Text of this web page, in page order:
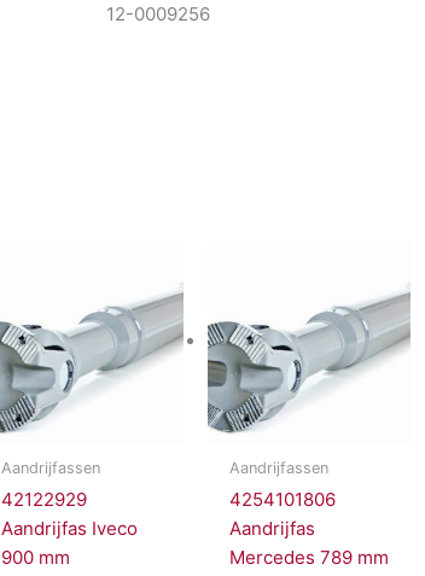
12-0009256
Aandrijfassen
42122929
Aandrijfas Iveco
900 mm
Aandrijfassen
4254101806
Aandrijfas
Mercedes 789 mm